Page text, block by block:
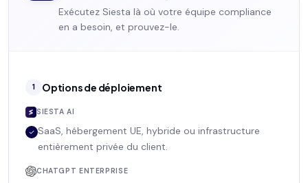
Exécutez Siesta là où votre équipe compliance
en a besoin, et prouvez-le.
1 Options de déploiement
SIESTA AI
SaaS, hébergement UE, hybride ou infrastructure
entièrement privée du client.
CHATGPT ENTERPRISE